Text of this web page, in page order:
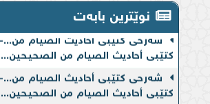
نوێترین بابەت
کتێبی أحادیث الصیام من الصحیحین...
کتێبی أحادیث الصیام من الصحیحین...
کتێبی أحادیث الصیام من الصحیحین...